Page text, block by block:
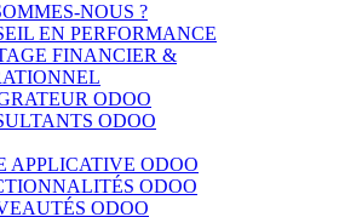
NOUS ?
EN PERFORMANCE
FINANCIER &
ODOO
ODOO
APPLICATIVE ODOO
ODOO
ODOO